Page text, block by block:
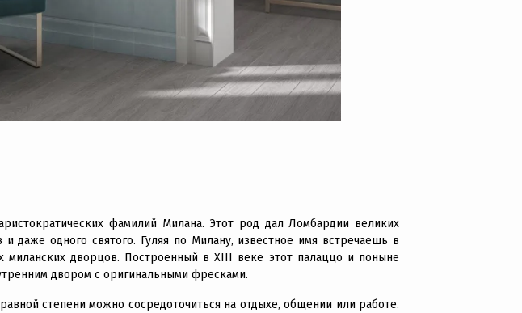
фамилий Милана. Этот род дал Ломбардии великих
и даже одного святого. Гуляя по Милану, известное имя встречаешь в
миланских дворцов. Построенный в XIII веке этот палаццо и поныне
двором с оригинальными фресками.
степени можно сосредоточиться на отдыхе, общении или работе.